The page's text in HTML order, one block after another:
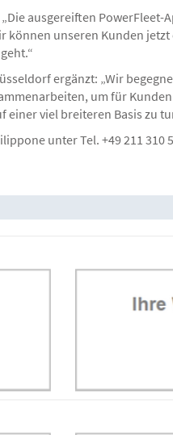
ausgereiften
können unseren Kunden
ergänzt: „Wir
um für
einer viel breiteren Basis zu
unter Tel. +49 211 310